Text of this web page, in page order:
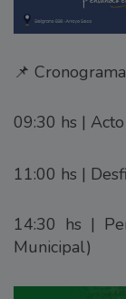
📌
09:30 hs |
11:00 hs |
14:30 hs |
Municipal)